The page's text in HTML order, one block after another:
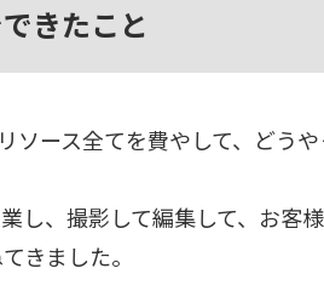
きたこと
ソース全てを費やして、どう
し、撮影して編集して、お客様
きました。